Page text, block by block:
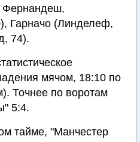
Фернандеш,
Гарначо (Линделеф,
74).
мячом, 18:10 по
Точнее по воротам
5:4.
тайме, "Манчестер